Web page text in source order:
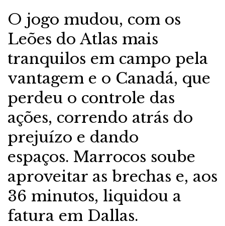
O jogo mudou, com os
Leões do Atlas mais
tranquilos em campo pela
vantagem e o Canadá, que
perdeu o controle das
ações, correndo atrás do
prejuízo e dando
espaços. Marrocos soube
aproveitar as brechas e, aos
36 minutos, liquidou a
fatura em Dallas.